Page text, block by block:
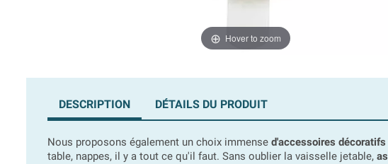
Hover to zoom
DESCRIPTION DÉTAILS DU PRODUIT
Nous proposons également un choix immense d'accessoires
table, nappes, il y a tout ce qu'il faut. Sans oublier la vaisselle jetable,